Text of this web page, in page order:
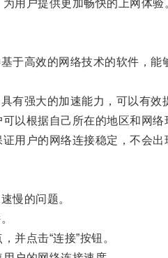
户提供更加畅快的上网体验
高效的网络技术的软件，能
强大的加速能力，可以有效
根据自己所在的地区和网络
户的网络连接稳定，不会出
慢的问题。
点击“连接”按钮。